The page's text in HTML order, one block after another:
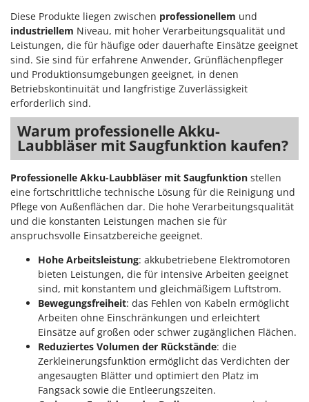
Diese Produkte liegen zwischen professionellem und
industriellem Niveau, mit hoher Verarbeitungsqualität und
Leistungen, die für häufige oder dauerhafte Einsätze geeignet
sind. Sie sind für erfahrene Anwender, Grünflächenpfleger
und Produktionsumgebungen geeignet, in denen
Betriebskontinuität und langfristige Zuverlässigkeit
erforderlich sind.
Warum professionelle Akku-
Laubbläser mit Saugfunktion kaufen?
Professionelle Akku-Laubbläser mit Saugfunktion stellen
eine fortschrittliche technische Lösung für die Reinigung und
Pflege von Außenflächen dar. Die hohe Verarbeitungsqualität
und die konstanten Leistungen machen sie für
anspruchsvolle Einsatzbereiche geeignet.
Hohe Arbeitsleistung: akkubetriebene Elektromotoren
bieten Leistungen, die für intensive Arbeiten geeignet
sind, mit konstantem und gleichmäßigem Luftstrom.
Bewegungsfreiheit: das Fehlen von Kabeln ermöglicht
Arbeiten ohne Einschränkungen und erleichtert
Einsätze auf großen oder schwer zugänglichen Flächen.
Reduziertes Volumen der Rückstände: die
Zerkleinerungsfunktion ermöglicht das Verdichten der
angesaugten Blätter und optimiert den Platz im
Fangsack sowie die Entleerungszeiten.